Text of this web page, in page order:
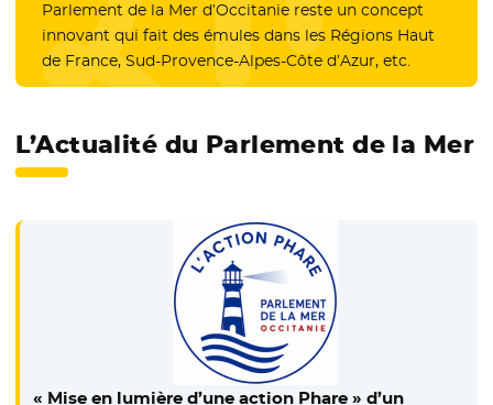
Parlement de la Mer d’Occitanie reste un concept
innovant qui fait des émules dans les Régions Haut
de France, Sud-Provence-Alpes-Côte d’Azur, etc.
L’Actualité du Parlement de la Mer
« Mise en lumière d’une action Phare » d’un